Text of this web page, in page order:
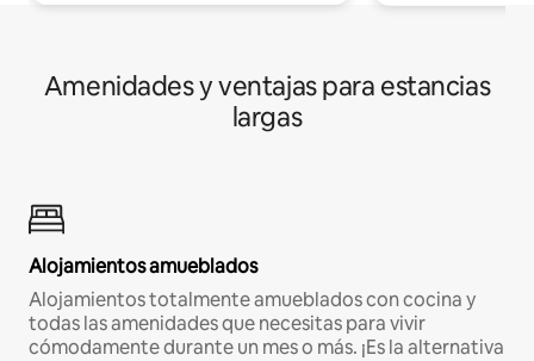
Amenidades y ventajas para estancias
largas
Alojamientos amueblados
Alojamientos totalmente amueblados con cocina y
todas las amenidades que necesitas para vivir
cómodamente durante un mes o más. ¡Es la alternativa